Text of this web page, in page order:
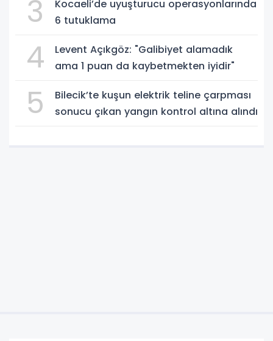
3
Kocaeli’de uyuşturucu operasyonlarında
6 tutuklama
4
Levent Açıkgöz: "Galibiyet alamadık
ama 1 puan da kaybetmekten iyidir"
5
Bilecik’te kuşun elektrik teline çarpması
sonucu çıkan yangın kontrol altına alındı